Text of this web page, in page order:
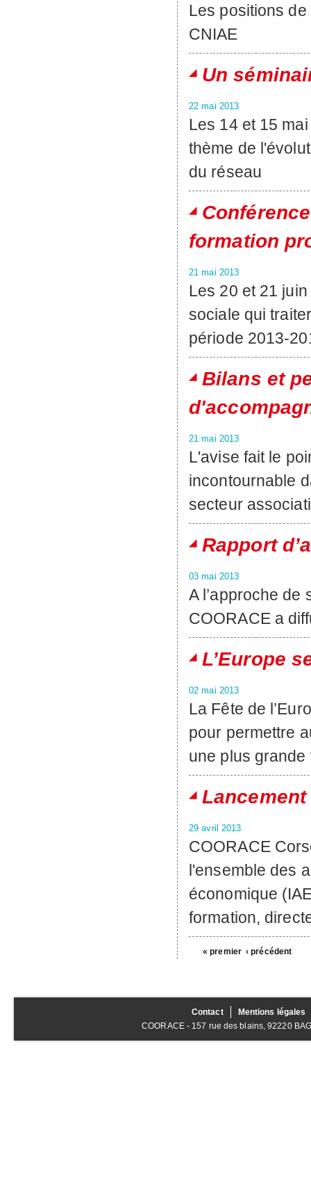
Les positions
CNIAE
Un
22 mai 2013
Les 14 et 15
thème de
du réseau
formation
21 mai 2013
Les 20 et 21
sociale qui
période 2013-
Bilans et
21 mai 2013
L'avise fait le
incontournable
secteur
Rapport
03 mai 2013
A l’approche de
COORACE a
L’Europe
02 mai 2013
La Fête de
pour permettre
une plus
Lancement
29 avril 2013
COORACE
l'ensemble des
économique
formation,
« premier ‹ précédent
Contact
Mentions légales
COORACE - 157 rue des blains, 92220